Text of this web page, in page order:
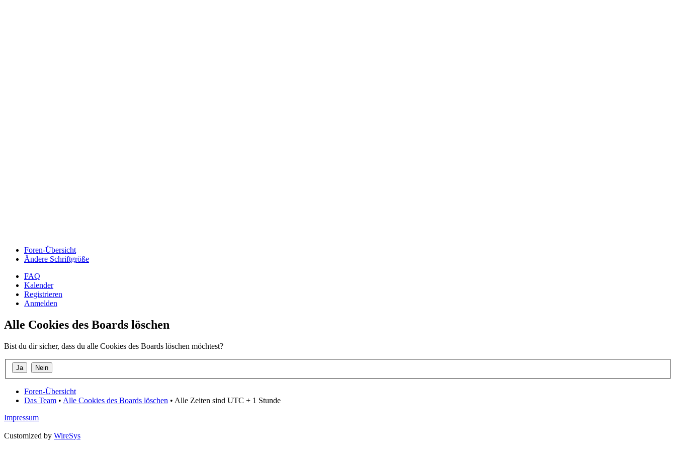
Foren-Übersicht
Ändere Schriftgröße
FAQ
Kalender
Registrieren
Anmelden
Alle Cookies des Boards löschen
Bist du dir sicher, dass du alle Cookies des Boards löschen möchtest?
Foren-Übersicht
Das Team • Alle Cookies des Boards löschen • Alle Zeiten sind UTC + 1 Stunde
Impressum
Customized by WireSys